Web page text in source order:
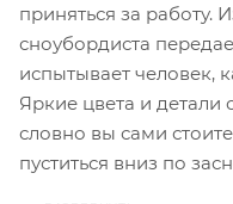
приняться за работу.
сноубордиста
испытывает человек,
Яркие цвета и детали
словно вы сами
пуститься вниз по